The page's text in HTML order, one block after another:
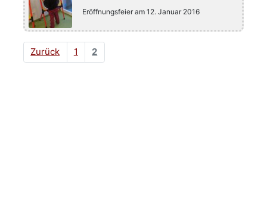
Eröffnungsfeier am 12. Januar 2016
Zurück 1 2